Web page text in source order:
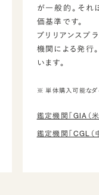
が一般的。それ
価基準です。
ブリリアンスプ
機関による発行
います。
※ 単体購入可能なダ
鑑定機関「GIA（
鑑定機関「CGL（